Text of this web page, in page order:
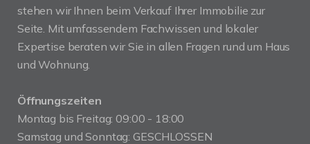
stehen wir Ihnen beim Verkauf Ihrer Immobilie zur
Seite. Mit umfassendem Fachwissen und lokaler
Expertise beraten wir Sie in allen Fragen rund um Haus
und Wohnung.
Öffnungszeiten
Montag bis Freitag: 09:00 - 18:00
Samstag und Sonntag: GESCHLOSSEN